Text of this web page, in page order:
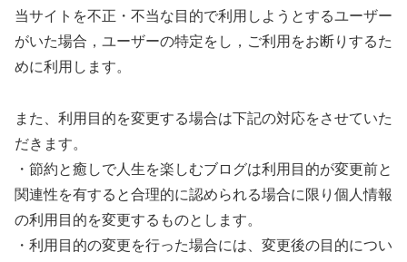
当サイトを不正・不当な目的で利用しようとするユーザー
がいた場合，ユーザーの特定をし，ご利用をお断りするた
めに利用します。
また、利用目的を変更する場合は下記の対応をさせていた
だきます。
・節約と癒しで人生を楽しむブログは利用目的が変更前と
関連性を有すると合理的に認められる場合に限り個人情報
の利用目的を変更するものとします。
・利用目的の変更を行った場合には、変更後の目的につい